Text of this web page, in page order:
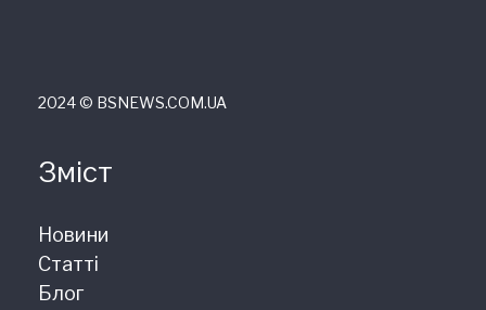
2024 © ВSNEWS.COM.UA
Зміст
Новини
Статті
Блог